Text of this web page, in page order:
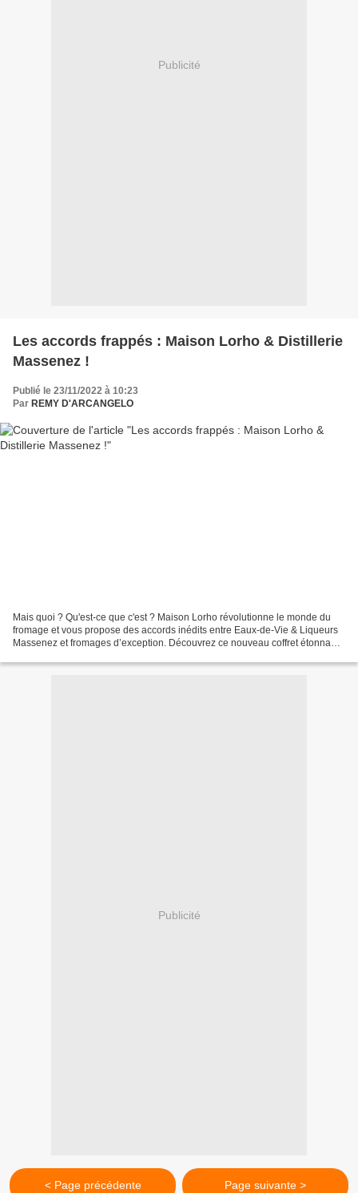
Publicité
Les accords frappés : Maison Lorho & Distillerie
Massenez !
Publié le 23/11/2022 à 10:23
Par REMY D'ARCANGELO
Mais quoi ? Qu'est-ce que c'est ? Maison Lorho révolutionne le monde du
fromage et vous propose des accords inédits entre Eaux-de-Vie & Liqueurs
Massenez et fromages d’exception. Découvrez ce nouveau coffret étonnant
Publicité
< Page précédente Page suivante >